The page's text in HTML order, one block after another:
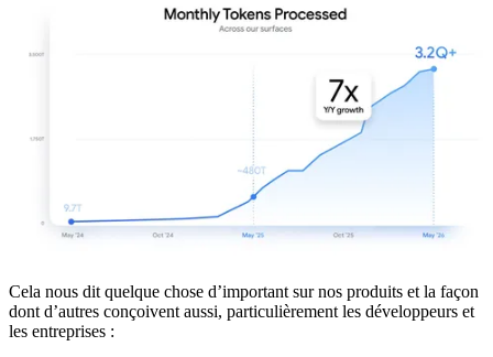
Cela nous dit quelque chose d’important sur nos produits et la façon
dont d’autres conçoivent aussi, particulièrement les développeurs et
les entreprises :